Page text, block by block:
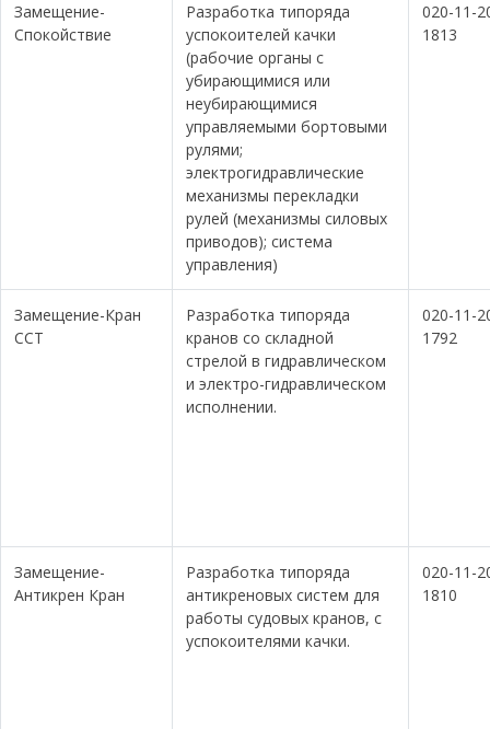
Замещение-
Спокойствие
Разработка типоряда
успокоителей качки
(рабочие органы с
убирающимися или
неубирающимися
управляемыми бортовыми
рулями;
электрогидравлические
механизмы перекладки
рулей (механизмы силовых
приводов); система
управления)
020-11-
1813
Замещение-Кран
ССТ
Разработка типоряда
кранов со складной
стрелой в гидравлическом
и электро-гидравлическом
исполнении.
020-11-
1792
Замещение-
Антикрен Кран
Разработка типоряда
антикреновых систем для
работы судовых кранов, с
успокоителями качки.
020-11-
1810